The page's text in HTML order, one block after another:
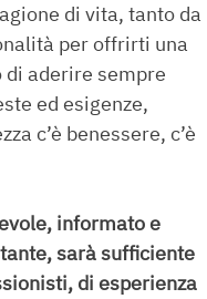
di vita, tanto da
per offrirti una
di aderire sempre
ed esigenze,
c’è benessere, c’è
informato e
sarà sufficiente
di esperienza